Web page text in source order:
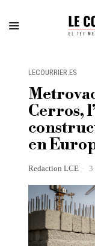
LECOURRIER.ES
Cerros,
en
Redaction LCE 3